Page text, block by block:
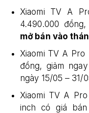
Xiaomi TV A
4.490.000
mở bán vào
Xiaomi TV A
đồng, giảm
ngày 15/05 – 31/
Xiaomi TV A
inch có giá bán